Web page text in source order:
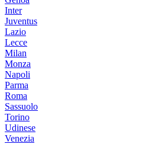
Inter
Juventus
Lazio
Lecce
Milan
Monza
Napoli
Parma
Roma
Sassuolo
Torino
Udinese
Venezia